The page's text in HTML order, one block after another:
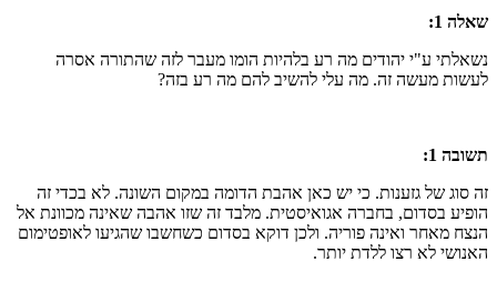
שאלה 1:
נשאלתי ע"י יהודים מה רע בלהיות הומו מעבר לזה שהתורה אסרה
לעשות מעשה זה. מה עלי להשיב להם מה רע בזה?
תשובה 1:
זה סוג של גזענות. כי יש כאן אהבת הדומה במקום השונה. לא בכדי זה
הופיע בסדום, בחברה אגואיסטית. מלבד זה שזו אהבה שאינה מכוונת אל
הנצח מאחר ואינה פוריה. ולכן דוקא בסדום כשחשבו שהגיעו לאופטימום
האנושי לא רצו ללדת יותר.